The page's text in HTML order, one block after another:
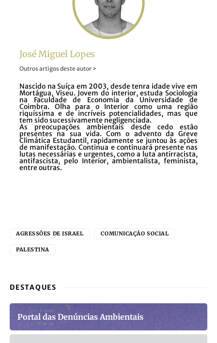
José Miguel Lopes
Outros artigos deste autor >
Nascido na Suíça em 2003, desde tenra idade vive em
Mortágua, Viseu. Jovem do interior, estuda Sociologia
na Faculdade de Economia da Universidade de
Coimbra. Olha para o Interior como uma região
riquíssima e de incríveis potencialidades, mas que
tem sido sucessivamente negligenciada.
As preocupações ambientais desde cedo estão
presentes na sua vida. Com o advento da Greve
Climática Estudantil, rapidamente se juntou às ações
de manifestação. Continua e continuará presente nas
lutas necessárias e urgentes, como a luta antirracista,
antifascista, pelo Interior, ambientalista, feminista,
entre outras.
AGRESSÕES DE ISRAEL COMUNICAÇÃO SOCIAL
PALESTINA
DESTAQUES
Portal das Denúncias Ambientais